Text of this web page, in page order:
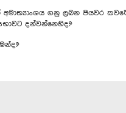
ගනු ලබන පියවර
දන්වන්නෙහිද?